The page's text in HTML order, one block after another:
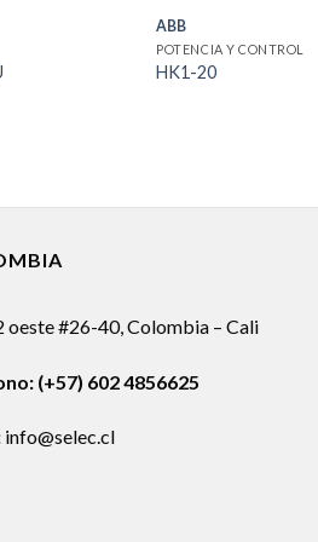
ABB
POTENCIA Y CONTROL
HK1-20
oeste #26-40, Colombia – Cali
(+57) 602 4856625
info@selec.cl